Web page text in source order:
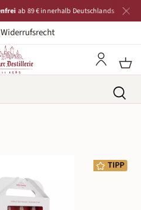
89 € innerhalb Deutschlands
TIPP